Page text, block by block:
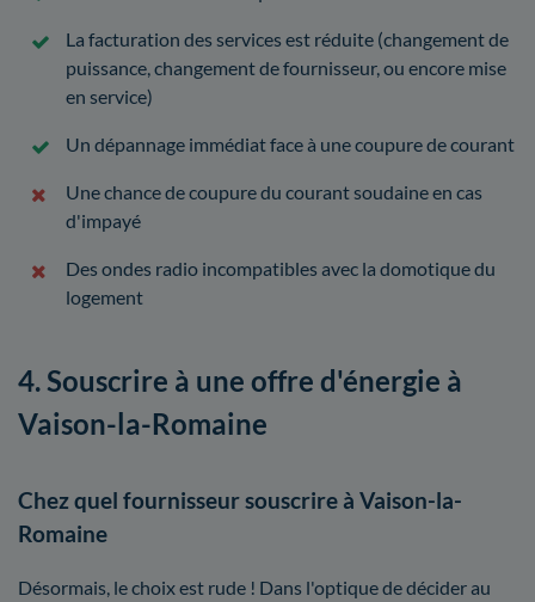
La facturation des services est réduite (changement de
puissance, changement de fournisseur, ou encore mise
en service)
Un dépannage immédiat face à une coupure de courant
Une chance de coupure du courant soudaine en cas
d'impayé
Des ondes radio incompatibles avec la domotique du
logement
4. Souscrire à une offre d'énergie à
Vaison-la-Romaine
Chez quel fournisseur souscrire à Vaison-la-
Romaine
Désormais, le choix est rude ! Dans l'optique de décider au